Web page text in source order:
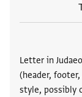
Letter in
(header,
style, possibly